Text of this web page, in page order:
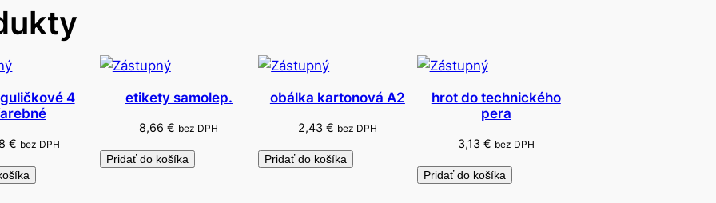
č
n
e
4
€ bez DPH
etikety samolep.
8,66€ bez DPH
Pridať do košíka
obálka kartonová A2
2,43 € bez DPH
Pridať do košíka
hrot do technického
pera
3,13 € bez DPH
Pridať do košíka